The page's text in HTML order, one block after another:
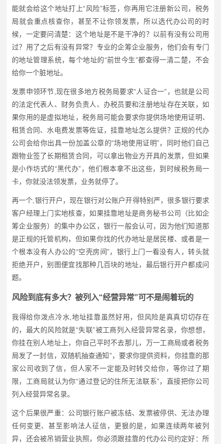
能就会给这个地址打上“风险”标签，你再用它注册新公司，税务
局就会重点核查你，甚至不让你领发票，所以选代办公司的时
候，一定要问清楚：这个地址是不是干净的？以前有没有公司用
过？用了之后有没有异常？专业的企筹企业服务，他们会有专门
的地址管理系统，每个地址的“前世今生”都查得一清二楚，不会
给你一个脏地址。
发票申领环节,现在很多地方税务局要求“人证合一”，也就是公司
的法定代表人、财务负责人、办税员要和注册地址存在关联，如
果你用的是虚拟地址，税务局可能会要求你提供场地使用证明、
租赁合同、水电费发票等佐证，挂靠地址怎么提供？正规的代办
公司会给你出具一份加盖公章的“场地使用证明”，同时他们自己
跟物业签了长期租赁合同，可以拿出物业方开具的发票，但如果
是小作坊式的“黑代办”，他们根本拿不出这些，到时候税务局一
卡，你就没法领发票，业务就停了。
再一个,银行开户，现在银行对公账户开得特别严，很多银行要求
客户经理上门实地核查，如果挂靠地址是商务秘书公司（比如企
筹企业服务）的集中办公区，银行一般会认可，因为他们知道那
是正规的托管机构，但如果你找的代办地址是居民楼、或者是一
个根本没有人办公的“空壳房间”，银行上门一看没有人，转头就
拒绝开户，别图便宜找那种几百块的地址，最后银行开户都成问
题。
风险到底有多大？被列入“经营异常”可不是闹着玩的
我得给你泼点冷水,地址挂靠虽然好用，但风险是真真切切存在
的，最大的风险就是“失联”被工商列入经营异常名录，你想想，
你挂在别人地址上，你自己平时不去那儿，万一工商局或者税务
局发了一封信，双随机抽查通知”，要求你提供资料，你挂靠的那
家公司收到了信，但人家不一定能及时转交给你，等你过了期
限，工商局就认为你“通过登记的住所无法联系”，直接把你公司
列入经营异常名录。
这个后果很严重：公司银行账户被冻结、发票被停供、无法办理
任何变更、甚至影响法人征信，更狠的是，如果连续两年被列
异，还会被吊销营业执照，你必须跟挂靠的代办公司约定好：所